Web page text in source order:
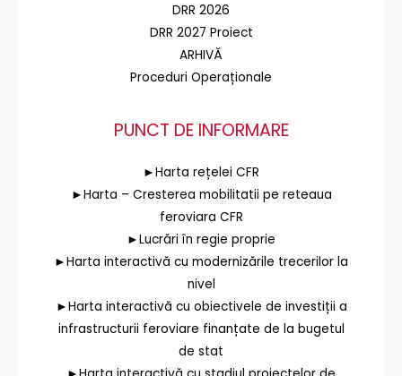
DRR 2026
DRR 2027 Proiect
ARHIVĂ
Proceduri Operaționale
PUNCT DE INFORMARE
►Harta rețelei CFR
►Harta – Cresterea mobilitatii pe reteaua
feroviara CFR
►Lucrări în regie proprie
►Harta interactivă cu modernizările trecerilor la
nivel
►Harta interactivă cu obiectivele de investiții a
infrastructurii feroviare finanțate de la bugetul
de stat